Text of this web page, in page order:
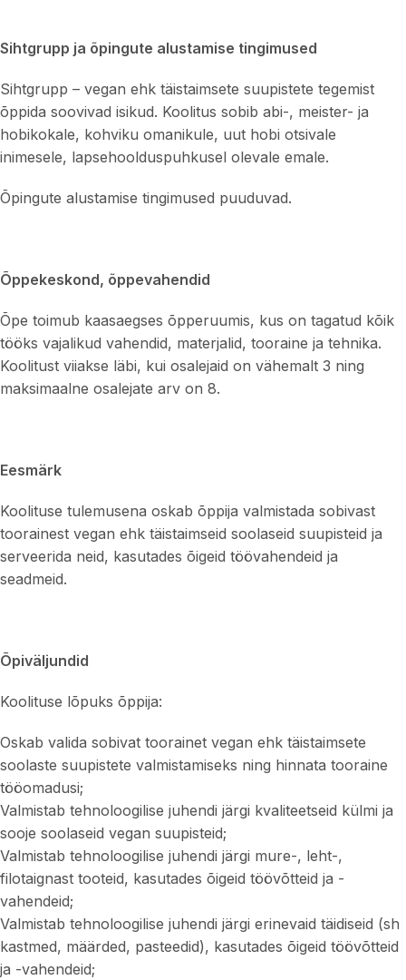
Sihtgrupp ja õpingute alustamise tingimused
Sihtgrupp – vegan ehk täistaimsete suupistete tegemist
õppida soovivad isikud. Koolitus sobib abi-, meister- ja
hobikokale, kohviku omanikule, uut hobi otsivale
inimesele, lapsehoolduspuhkusel olevale emale.
Õpingute alustamise tingimused puuduvad.
Õppekeskond, õppevahendid
Õpe toimub kaasaegses õpperuumis, kus on tagatud kõik
tööks vajalikud vahendid, materjalid, tooraine ja tehnika.
Koolitust viiakse läbi, kui osalejaid on vähemalt 3 ning
maksimaalne osalejate arv on 8.
Eesmärk
Koolituse tulemusena oskab õppija valmistada sobivast
toorainest vegan ehk täistaimseid soolaseid suupisteid ja
serveerida neid, kasutades õigeid töövahendeid ja
seadmeid.
Õpiväljundid
Koolituse lõpuks õppija:
Oskab valida sobivat toorainet vegan ehk täistaimsete
soolaste suupistete valmistamiseks ning hinnata tooraine
tööomadusi;
Valmistab tehnoloogilise juhendi järgi kvaliteetseid külmi ja
sooje soolaseid vegan suupisteid;
Valmistab tehnoloogilise juhendi järgi mure-, leht-,
filotaignast tooteid, kasutades õigeid töövõtteid ja -
vahendeid;
Valmistab tehnoloogilise juhendi järgi erinevaid täidiseid (sh
kastmed, määrded, pasteedid), kasutades õigeid töövõtteid
ja -vahendeid;